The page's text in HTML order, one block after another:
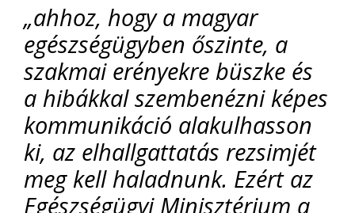
„ahhoz, hogy a magyar
egészségügyben őszinte, a
szakmai erényekre büszke és
a hibákkal szembenézni képes
kommunikáció alakulhasson
ki, az elhallgattatás rezsimjét
meg kell haladnunk. Ezért az
Egészségügyi Minisztérium a